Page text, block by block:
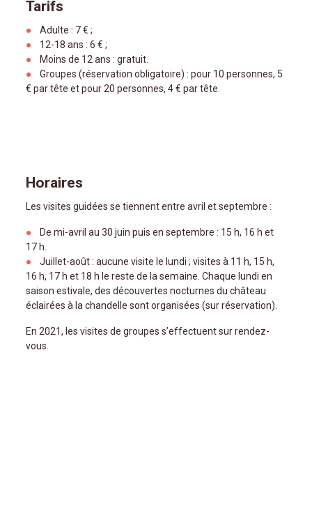
Tarifs
Adulte : 7 € ;
12-18 ans : 6 € ;
Moins de 12 ans : gratuit.
Groupes (réservation obligatoire) : pour 10 personnes, 5
par tête et pour 20 personnes, 4 € par tête.
Horaires
Les visites guidées se tiennent entre avril et septembre :
De mi-avril au 30 juin puis en septembre : 15 h, 16 h et
17 h.
Juillet-août : aucune visite le lundi ; visites à 11 h, 15 h,
16 h, 17 h et 18 h le reste de la semaine. Chaque lundi en
saison estivale, des découvertes nocturnes du château
éclairées à la chandelle sont organisées (sur réservation).
En 2021, les visites de groupes s’effectuent sur rendez-
vous.